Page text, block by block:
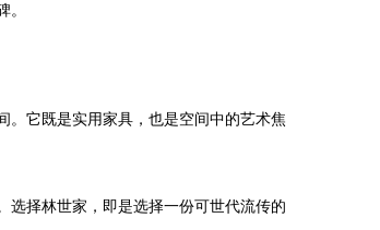
。它既是实用家具，也是空间中的艺术焦
选择林世家，即是选择一份可世代流传的